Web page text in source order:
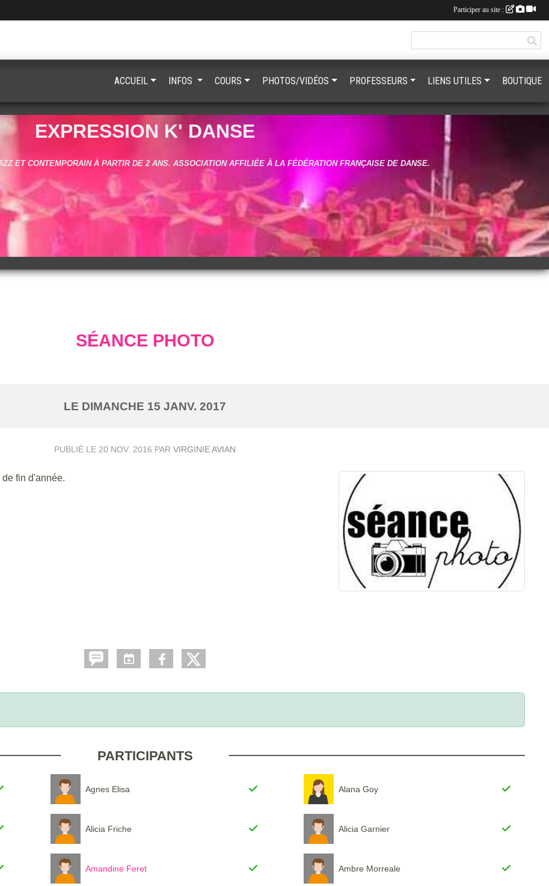
EXPRESSION K' DANSE
ET CONTEMPORAIN À PARTIR DE 2 ANS. ASSOCIATION AFFILIÉE À LA FÉDÉRATION FRANÇAISE DE DANSE.
SÉANCE PHOTO
LE DIMANCHE 15 JANV. 2017
PUBLIÉ LE 20 NOV. 2016 PAR VIRGINIE AVIAN
fin d'année.
PARTICIPANTS
Agnes Elisa Alana Goy
Alicia Friche Alicia Garnier
Amandine Feret Ambre Morreale
ACCUEIL INFOS COURS PHOTOS/VIDÉOS PROFESSEURS LIENS UTILES BOUTIQUE
Participer au site :